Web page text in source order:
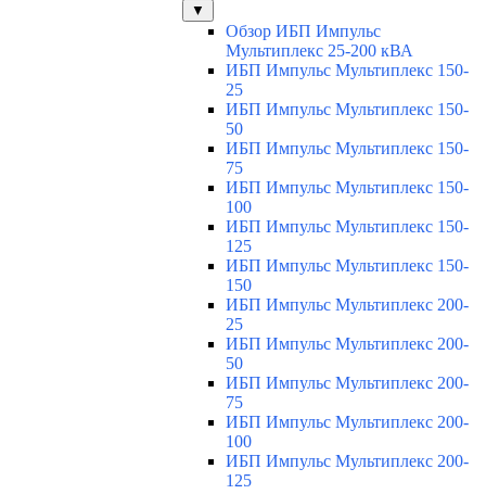
▼
Обзор ИБП Импульс
Мультиплекс 25-200 кВА
ИБП Импульс Мультиплекс 150-
25
ИБП Импульс Мультиплекс 150-
50
ИБП Импульс Мультиплекс 150-
75
ИБП Импульс Мультиплекс 150-
100
ИБП Импульс Мультиплекс 150-
125
ИБП Импульс Мультиплекс 150-
150
ИБП Импульс Мультиплекс 200-
25
ИБП Импульс Мультиплекс 200-
50
ИБП Импульс Мультиплекс 200-
75
ИБП Импульс Мультиплекс 200-
100
ИБП Импульс Мультиплекс 200-
125